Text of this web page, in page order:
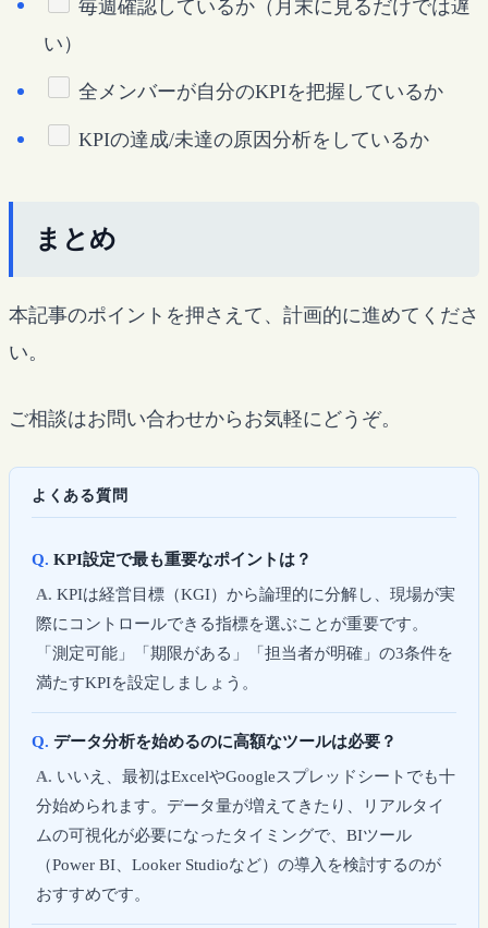
毎週確認しているか（月末に見るだけでは遅
い）
全メンバーが自分のKPIを把握しているか
KPIの達成/未達の原因分析をしているか
まとめ
本記事のポイントを押さえて、計画的に進めてくださ
い。
ご相談はお問い合わせからお気軽にどうぞ。
よくある質問
KPI設定で最も重要なポイントは？
KPIは経営目標（KGI）から論理的に分解し、現場が実
際にコントロールできる指標を選ぶことが重要です。
「測定可能」「期限がある」「担当者が明確」の3条件を
満たすKPIを設定しましょう。
データ分析を始めるのに高額なツールは必要？
いいえ、最初はExcelやGoogleスプレッドシートでも十
分始められます。データ量が増えてきたり、リアルタイ
ムの可視化が必要になったタイミングで、BIツール
（Power BI、Looker Studioなど）の導入を検討するのが
おすすめです。